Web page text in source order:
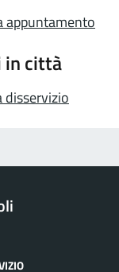
appuntamento
in città
disservizio